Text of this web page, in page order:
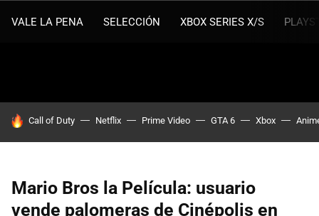
VALE LA PENA SELECCIÓN XBOX SERIES X/S
HOY SE HABLA DE
Call of Duty Netflix Prime Video GTA 6 Xbox
Mario Bros la Película: usuario
vende palomeras de Cinépolis en